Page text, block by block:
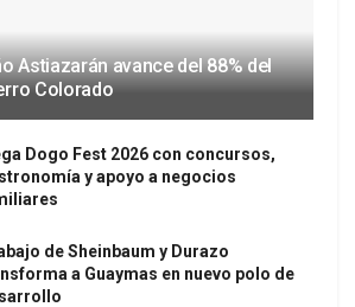
Astiazarán avance del 88% del
Colorado
Dogo Fest 2026 con concursos,
y apoyo a negocios
de Sheinbaum y Durazo
a Guaymas en nuevo polo de